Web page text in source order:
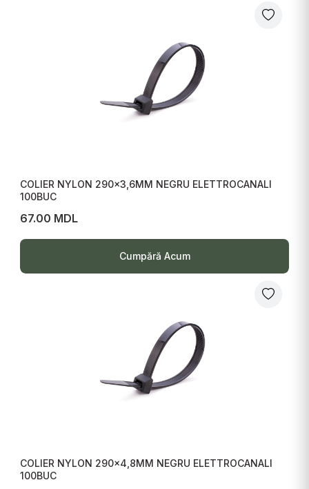
COLIER NYLON 290x3,6MM NEGRU ELETTROCANALI
100BUC
67.00 MDL
Cumpără Acum
COLIER NYLON 290x4,8MM NEGRU ELETTROCANALI
100BUC